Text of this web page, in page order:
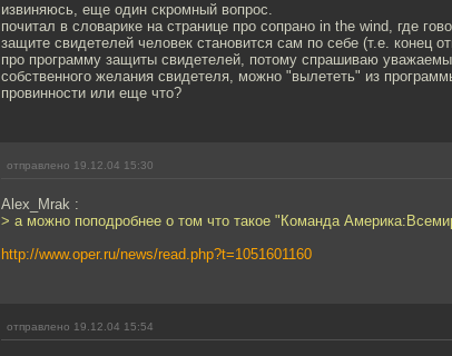
извиняюсь, еще один скромный вопрос.
почитал в словарике на странице про сопрано in the wind, где
защите свидетелей человек становится сам по себе (т.е. конец
про программу защиты свидетелей, потому спрашиваю
собственного желания свидетеля, можно "вылететь" из
провинности или еще что?
отправлено 19.12.04 15:30
Alex_Mrak :
> а можно поподробнее о том что такое "Команда
http://www.oper.ru/news/read.php?t=1051601160
отправлено 19.12.04 15:54